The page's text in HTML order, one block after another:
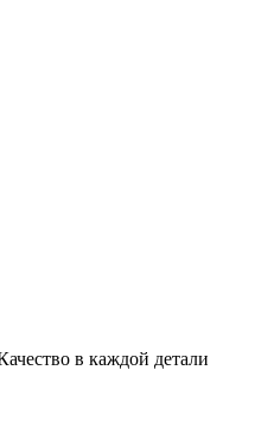
в каждой детали